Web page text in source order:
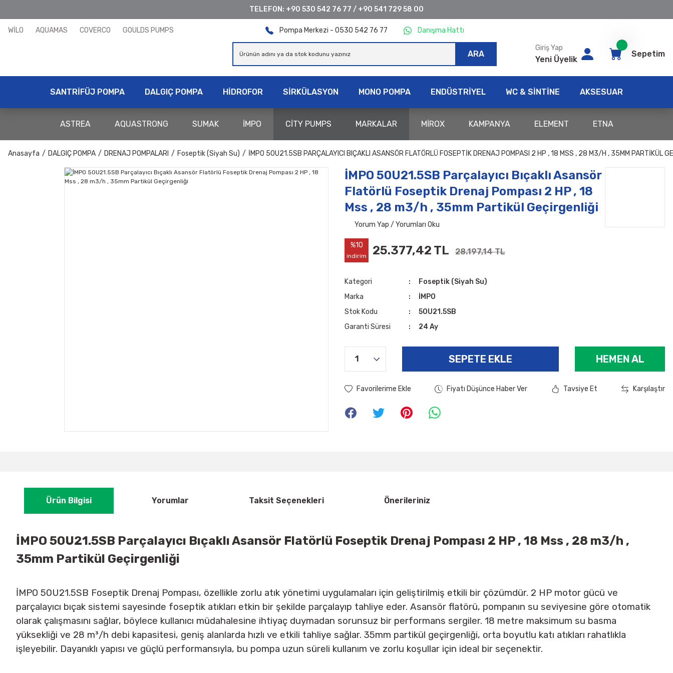
TELEFON: +90 530 542 76 77 / +90 541 729 58 00
WİLO AQUAMAS COVERCO GOULDS PUMPS Pompa Merkezi - 0530 542 76 77 Danışma Hattı
ARA
Giriş Yap
Yeni Üyelik
Sepetim
SANTRİFÜJ POMPA DALGIÇ POMPA HİDROFOR SİRKÜLASYON MONO POMPA ENDÜSTRİYEL WC & SİNTİNE AKSESUAR
ASTREA AQUASTRONG SUMAK İMPO CİTY PUMPS MARKALAR MİROX KAMPANYA ELEMENT ETNA
Anasayfa DALGIÇ POMPA DRENAJ POMPALARI Foseptik (Siyah Su) İMPO 50U21.5SB PARÇALAYICI BIÇAKLI ASANSÖR FLATÖRLÜ FOSEPTIK DRENAJ POMPASI 2 HP , 18 MSS , 28 M3/H , 35MM PARTIKÜL
İMPO 50U21.5SB Parçalayıcı Bıçaklı Asansör
Flatörlü Foseptik Drenaj Pompası 2 HP , 18
Mss , 28 m3/h , 35mm Partikül Geçirgenliği
Yorum Yap / Yorumları Oku
%10
indirim 25.377,42 TL 28.197,14 TL
Kategori
Foseptik (Siyah Su)
Marka
İMPO
Stok Kodu
50U21.5SB
Garanti Süresi
24 Ay
SEPETE EKLE HEMEN AL
Fiyatı Düşünce Haber Ver Tavsiye Et Karşılaştır
Ürün Bilgisi Yorumlar Taksit Seçenekleri Önerileriniz
İMPO 50U21.5SB Parçalayıcı Bıçaklı Asansör Flatörlü Foseptik Drenaj Pompası 2 HP , 18 Mss , 28 m3/h ,
35mm Partikül Geçirgenliği
İMPO 50U21.5SB Foseptik Drenaj Pompası, özellikle zorlu atık yönetimi uygulamaları için geliştirilmiş etkili bir çözümdür. 2 HP motor gücü ve
parçalayıcı bıçak sistemi sayesinde foseptik atıkları etkin bir şekilde parçalayıp tahliye eder. Asansör flatörü, pompanın su seviyesine göre otomatik
olarak çalışmasını sağlar, böylece kullanıcı müdahalesine ihtiyaç duymadan sorunsuz bir performans sergiler. 18 metre maksimum su basma
yüksekliği ve 28 m³/h debi kapasitesi, geniş alanlarda hızlı ve etkili tahliye sağlar. 35mm partikül geçirgenliği, orta boyutlu katı atıkları rahatlıkla
işleyebilir. Dayanıklı yapısı ve güçlü performansıyla, bu pompa uzun süreli kullanım ve zorlu koşullar için ideal bir seçenektir.